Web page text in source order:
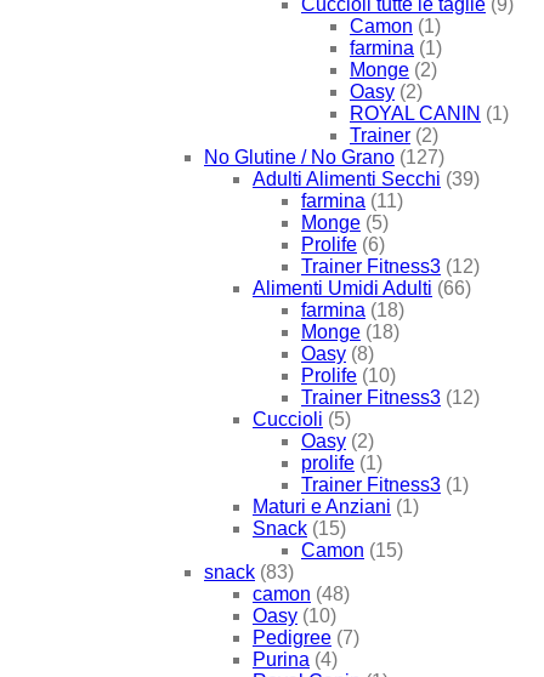
Cuccioli tutte le taglie (9)
Camon (1)
farmina (1)
Monge (2)
Oasy (2)
ROYAL CANIN (1)
Trainer (2)
No Glutine / No Grano (127)
Adulti Alimenti Secchi (39)
farmina (11)
Monge (5)
Prolife (6)
Trainer Fitness3 (12)
Alimenti Umidi Adulti (66)
farmina (18)
Monge (18)
Oasy (8)
Prolife (10)
Trainer Fitness3 (12)
Cuccioli (5)
Oasy (2)
prolife (1)
Trainer Fitness3 (1)
Maturi e Anziani (1)
Snack (15)
Camon (15)
snack (83)
camon (48)
Oasy (10)
Pedigree (7)
Purina (4)